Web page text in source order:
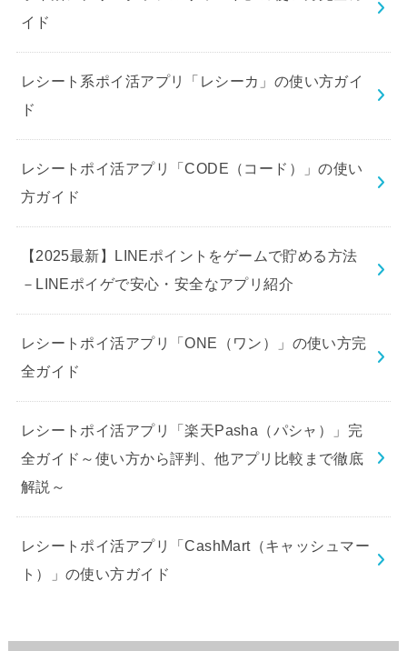
イド
レシート系ポイ活アプリ「レシーカ」の使い方ガイ
ド
レシートポイ活アプリ「CODE（コード）」の使い
方ガイド
【2025最新】LINEポイントをゲームで貯める方法
－LINEポイゲで安心・安全なアプリ紹介
レシートポイ活アプリ「ONE（ワン）」の使い方完
全ガイド
レシートポイ活アプリ「楽天Pasha（パシャ）」完
全ガイド～使い方から評判、他アプリ比較まで徹底
解説～
レシートポイ活アプリ「CashMart（キャッシュマー
ト）」の使い方ガイド